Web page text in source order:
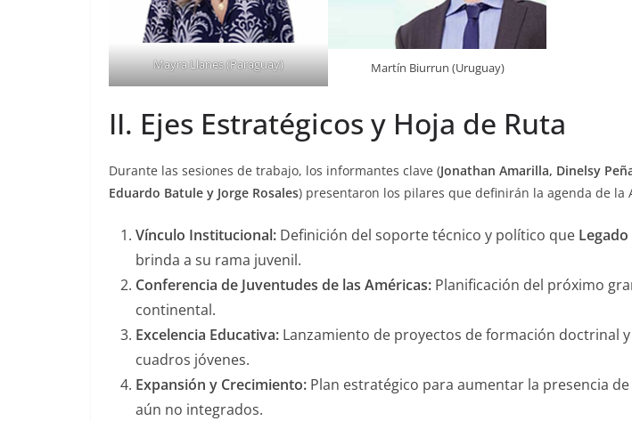
Mayra Llanes (Paraguay) Martín Biurrun (Uruguay)
II. Ejes Estratégicos y Hoja de Ruta
Durante las sesiones de trabajo, los informantes clave (Jonathan Amarilla, Dinelsy
Eduardo Batule y Jorge Rosales) presentaron los pilares que definirán la agenda de la
Vínculo Institucional: Definición del soporte técnico y político que
brinda a su rama juvenil.
Conferencia de Juventudes de las Américas: Planificación del próximo
continental.
Excelencia Educativa: Lanzamiento de proyectos de formación doctrinal
cuadros jóvenes.
Expansión y Crecimiento: Plan estratégico para aumentar la presencia de
aún no integrados.